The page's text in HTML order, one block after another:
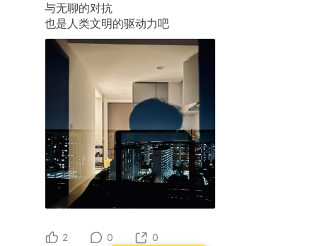
与无聊的对抗
也是人类文明的驱动力吧
2 0 0